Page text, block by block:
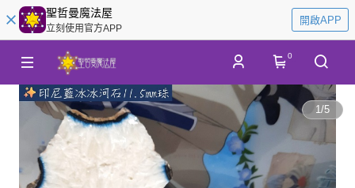
聖哲曼魔法屋
立刻使用官方APP
開啟APP
0
1/5